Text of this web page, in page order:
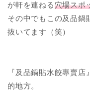
が軒を連ねる穴場スポ
その中でもこの及品鍋
抜いてます（笑）
『及品鍋貼水餃專賣
的地方。